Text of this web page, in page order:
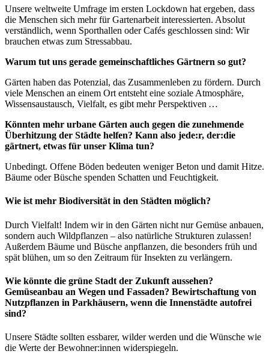
Unsere weltweite Umfrage im ersten Lockdown hat ergeben, dass
die Menschen sich mehr für Gartenarbeit interessierten. Absolut
verständlich, wenn Sporthallen oder Cafés geschlossen sind: Wir
brauchen etwas zum Stressabbau.
Warum tut uns gerade gemeinschaftliches Gärtnern so gut?
Gärten haben das Potenzial, das Zusammenleben zu fördern. Durch
viele Menschen an einem Ort entsteht eine soziale Atmosphäre,
Wissensaustausch, Vielfalt, es gibt mehr Perspektiven …
Könnten mehr urbane Gärten auch gegen die zunehmende
Überhitzung der Städte helfen? Kann also jede:r, der:die
gärtnert, etwas für unser Klima tun?
Unbedingt. Offene Böden bedeuten weniger Beton und damit Hitze.
Bäume oder Büsche spenden Schatten und Feuchtigkeit.
Wie ist mehr Biodiversität in den Städten möglich?
Durch Vielfalt! Indem wir in den Gärten nicht nur Gemüse anbauen,
sondern auch Wildpflanzen – also natürliche Strukturen zulassen!
Außerdem Bäume und Büsche anpflanzen, die besonders früh und
spät blühen, um so den Zeitraum für Insekten zu verlängern.
Wie könnte die grüne Stadt der Zukunft aussehen?
Gemüseanbau an Wegen und Fassaden? Bewirtschaftung von
Nutzpflanzen in Parkhäusern, wenn die Innenstädte autofrei
sind?
Unsere Städte sollten essbarer, wilder werden und die Wünsche wie
die Werte der Bewohner:innen widerspiegeln.